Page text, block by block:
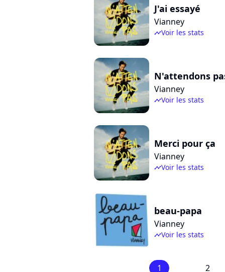
J'ai essayé
Vianney
timelineVoir les stats
N'attendons
Vianney
timelineVoir les stats
Merci pour ça
Vianney
timelineVoir les stats
beau-papa
Vianney
timelineVoir les stats
1 2